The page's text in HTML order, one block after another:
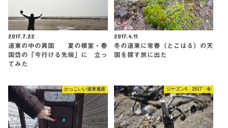
2017.7.22
道東の中の異国 夏の根室・春
国岱の「今行ける先端」に 立っ
てみた
2017.4.11
冬の道東に常春（とこはる）の天
国を探す旅に出た
かっこいい道東遺産 シーズン0 2017 冬